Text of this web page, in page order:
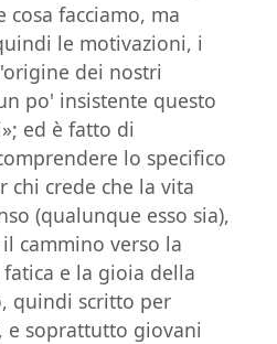
cosa facciamo, ma
le motivazioni, i
dei nostri
po' insistente questo
ed è fatto di
lo specifico
chi crede che la vita
(qualunque esso sia),
cammino verso la
e la gioia della
quindi scritto per
soprattutto giovani